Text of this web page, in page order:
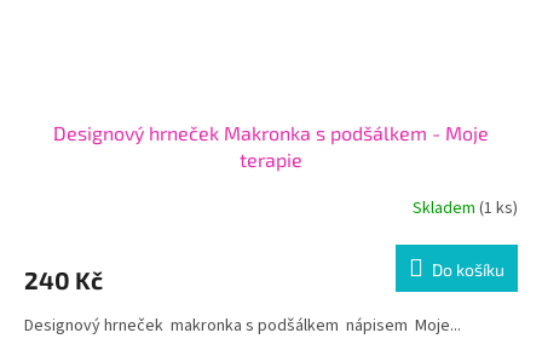
Designový hrneček Makronka s podšálkem - Moje
terapie
Skladem (1 ks)
240 Kč Do košíku
Designový hrneček makronka s podšálkem nápisem Moje...